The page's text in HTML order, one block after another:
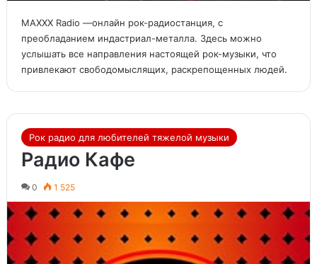
MAXXX Radio —онлайн рок-радиостанция, с
преобладанием индастриал-металла. Здесь можно
услышать все направления настоящей рок-музыки, что
привлекают свободомыслящих, раскрепощенных людей.
Рок радио для любителей тяжелой музыки
Радио Кафе
0 1 525